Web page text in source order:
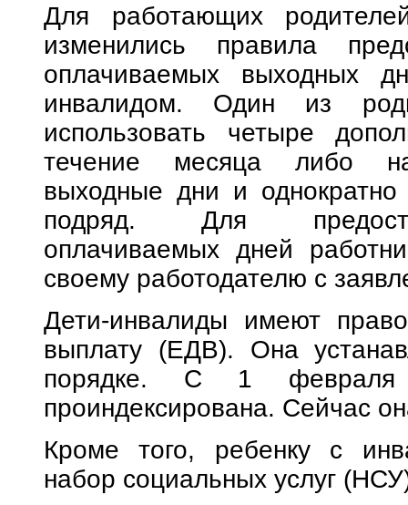
Для работающих
изменились правила
оплачиваемых выходных
инвалидом. Один из
использовать четыре
течение месяца либо
выходные дни и
подряд. Для
оплачиваемых дней
своему работодателю с
Дети-инвалиды имеют
выплату (ЕДВ). Она
порядке. С 1
проиндексирована. Сейчас
Кроме того, ребенку с
набор социальных услуг